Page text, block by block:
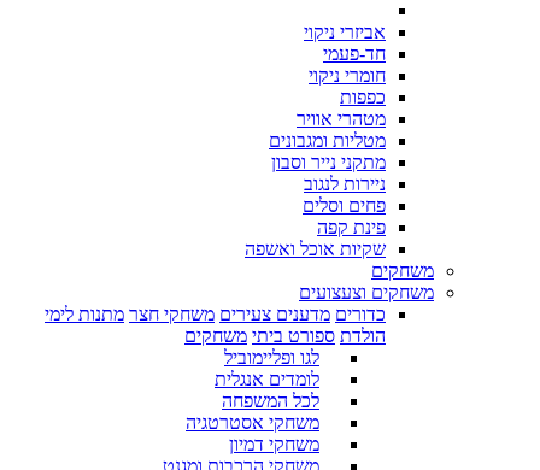
אביזרי ניקוי
חד-פעמי
חומרי ניקוי
כפפות
מטהרי אוויר
מטליות ומגבונים
מתקני נייר וסבון
ניירות לנגוב
פחים וסלים
פינת קפה
שקיות אוכל ואשפה
משחקים
משחקים וצעצועים
כדורים מדענים צעירים משחקי חצר מתנות לימי
הולדת ספורט ביתי משחקים
לגו ופליימוביל
לומדים אנגלית
לכל המשפחה
משחקי אסטרטגיה
משחקי דמיון
משחקי הרכבות ומגנט